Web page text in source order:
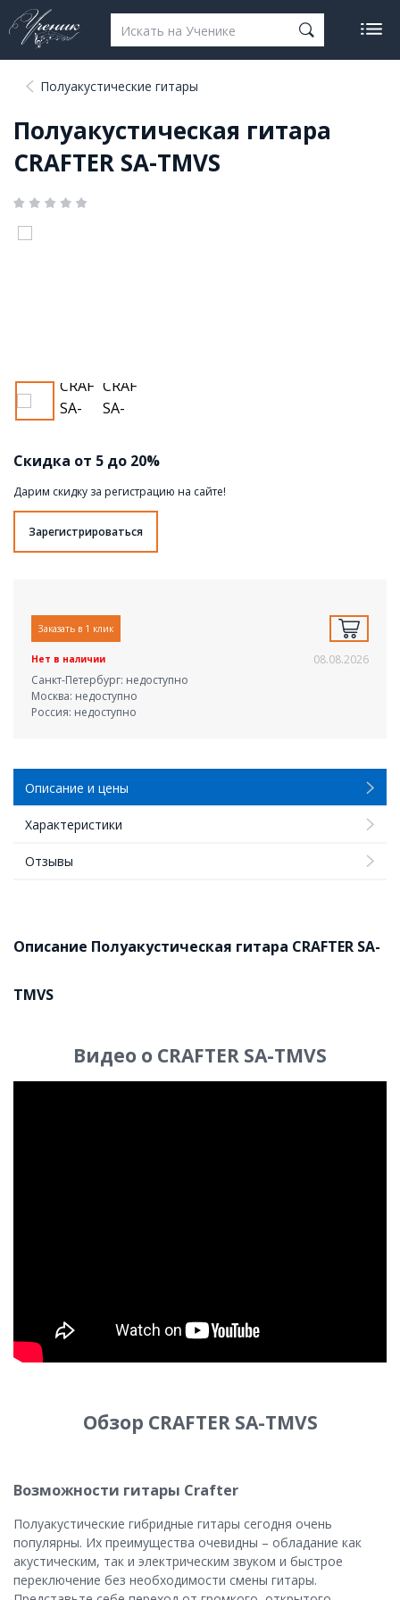
Полуакустические гитары
Полуакустическая гитара
CRAFTER SA-TMVS
Скидка от 5 до 20%
Дарим скидку за регистрацию на сайте!
Зарегистрироваться
Заказать в 1 клик
Нет в наличии
08.08.2026
Санкт-Петербург: недоступно
Москва: недоступно
Россия: недоступно
Описание и цены
Характеристики
Отзывы
Описание Полуакустическая гитара CRAFTER SA-
TMVS
Видео о CRAFTER SA-TMVS
Обзор CRAFTER SA-TMVS
Возможности гитары Crafter
Полуакустические гибридные гитары сегодня очень
популярны. Их преимущества очевидны – обладание как
акустическим, так и электрическим звуком и быстрое
переключение без необходимости смены гитары.